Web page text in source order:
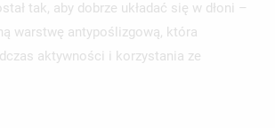
tak, aby dobrze układać się w dłoni –
warstwę antypoślizgową, która
aktywności i korzystania ze